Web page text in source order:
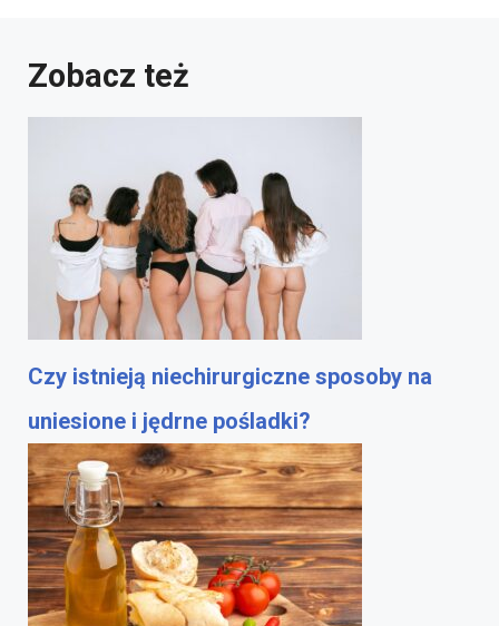
Zobacz też
Czy istnieją niechirurgiczne sposoby na
uniesione i jędrne pośladki?